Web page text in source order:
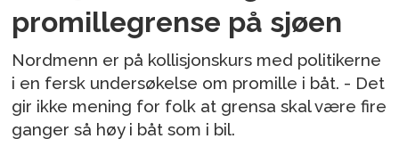
promillegrense på sjøen
Nordmenn er på kollisjonskurs med politikerne
i en fersk undersøkelse om promille i båt. - Det
gir ikke mening for folk at grensa skal være fire
ganger så høy i båt som i bil.